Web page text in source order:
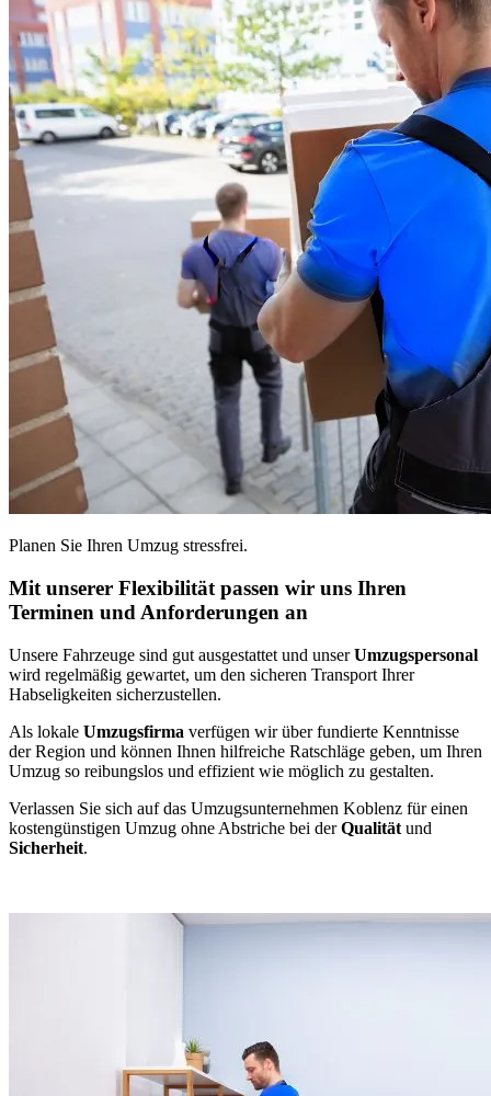
Planen Sie Ihren Umzug stressfrei.
Mit unserer Flexibilität passen wir uns Ihren
Terminen und Anforderungen an
Unsere Fahrzeuge sind gut ausgestattet und unserUmzugspersonal
wird regelmäßig gewartet, um den sicheren Transport Ihrer
Habseligkeiten sicherzustellen.
Als lokale Umzugsfirma verfügen wir über fundierte Kenntnisse
der Region und können Ihnen hilfreiche Ratschläge geben, um Ihren
Umzug so reibungslos und effizient wie möglich zu gestalten.
Verlassen Sie sich auf das Umzugsunternehmen Koblenz für einen
kostengünstigen Umzug ohne Abstriche bei derQualität und
Sicherheit.